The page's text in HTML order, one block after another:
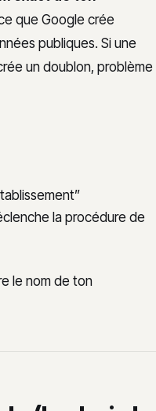
que Google crée
publiques. Si une
un doublon, problème
la procédure de
le nom de ton